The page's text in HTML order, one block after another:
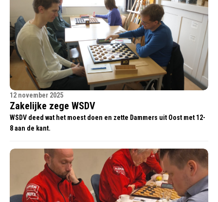
12 november 2025
Zakelijke zege WSDV
WSDV deed wat het moest doen en zette Dammers uit Oost met 12-
8 aan de kant.